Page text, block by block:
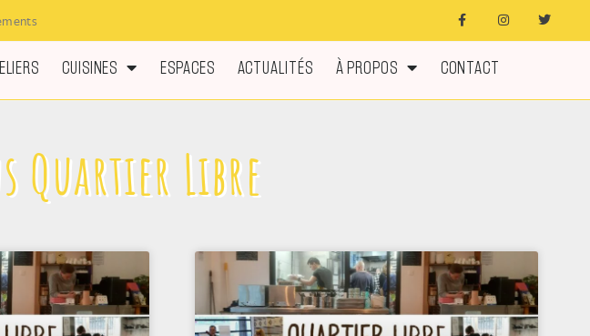
CUISINES ESPACES ACTUALITÉS À PROPOS CONTACT
Quartier Libre